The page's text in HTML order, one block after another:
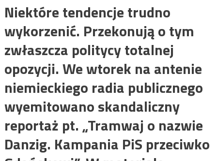
Niektóre tendencje trudno
wykorzenić. Przekonują o tym
zwłaszcza politycy totalnej
opozycji. We wtorek na antenie
niemieckiego radia publicznego
wyemitowano skandaliczny
reportaż pt. „Tramwaj o nazwie
Danzig. Kampania PiS przeciwko